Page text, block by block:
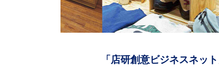
「店研創意ビジネスネッ